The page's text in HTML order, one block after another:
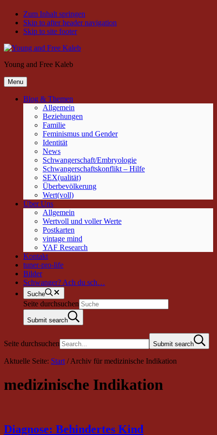
Zum Inhalt springen
Skip to after header navigation
Skip to site footer
Young and Free Kaleb
Menu
Blog & Themen
Allgemein
Beziehungen
Familie
Feminismus und Gender
Identität
News
Schwangerschaft/Embryologie
Schwangerschaftskonflikt – Hilfe
SEX(ualität)
Überbevölkerung
Wert(voll)
Über Uns
Allgemein
Wertvoll und voller Werte
Postkarten
vintage mind
YAF Research
Kontakt
tuner-pro-life
Bilder
Schwanger? Ach du sch…
Suche
Seite durchsuchen
Submit search
Seite durchsuchen Submit search
Aktuelle Seite: Start /Archiv für medizinische Indikation
medizinische Indikation
Diagnose: Behindertes Kind